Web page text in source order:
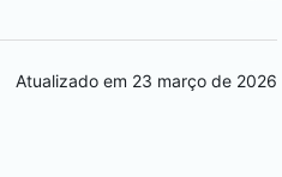
Atualizado em 23 março de 2026